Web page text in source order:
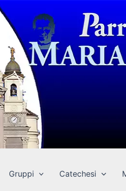
Gruppi Catechesi